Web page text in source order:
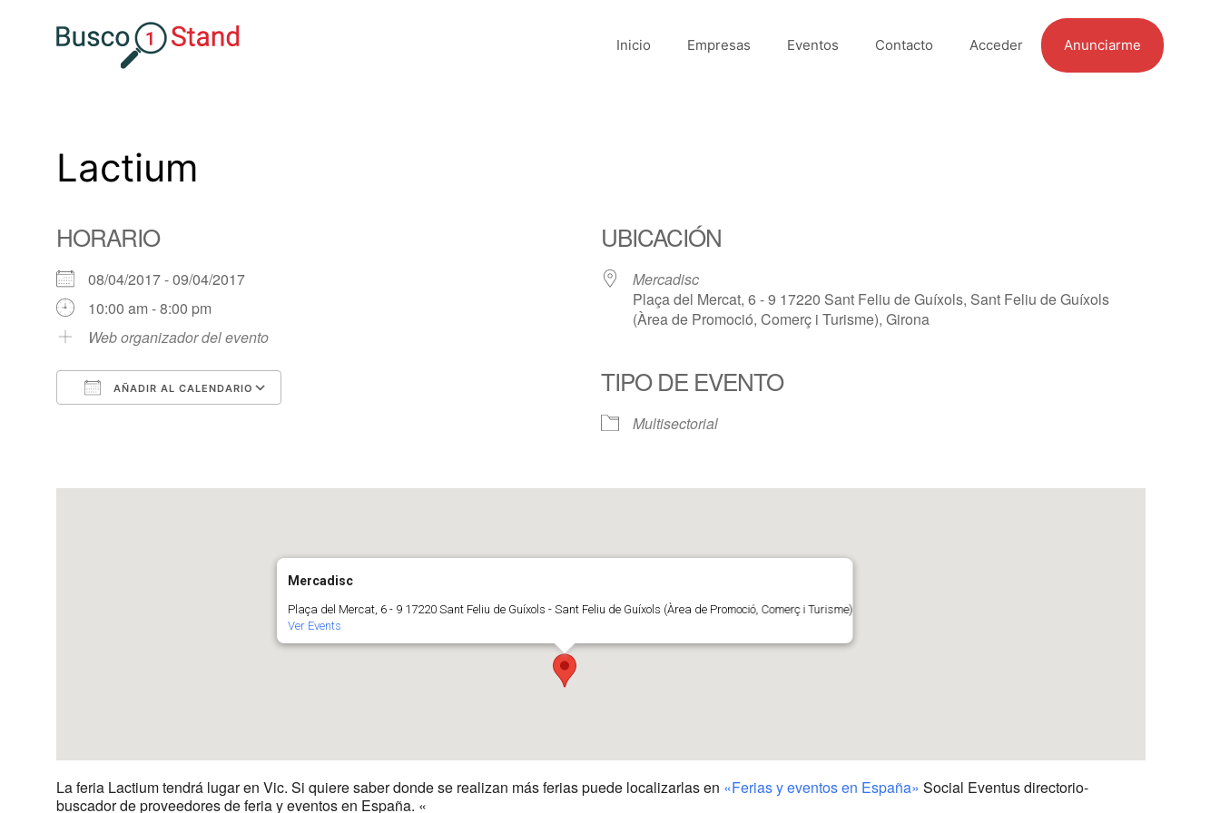
Inicio Empresas Eventos Contacto Acceder Anunciarme
Lactium
HORARIO
08/04/2017 - 09/04/2017
10:00 am - 8:00 pm
Web organizador del evento
AÑADIR AL CALENDARIO
UBICACIÓN
Mercadisc
Plaça del Mercat, 6 - 9 17220 Sant Feliu de Guíxols, Sant Feliu de Guíxols
(Àrea de Promoció, Comerç i Turisme), Girona
TIPO DE EVENTO
Multisectorial
Mercadisc
Plaça del Mercat, 6 - 9 17220 Sant Feliu de Guíxols - Sant Feliu de Guíxols (Àrea de Promoció, Comerç i Turisme)
Ver Events
La feria Lactium tendrá lugar en Vic. Si quiere saber donde se realizan más ferias puede localizarlas en «Ferias y eventos en España» Social Eventus directorio-
buscador de proveedores de feria y eventos en España. «